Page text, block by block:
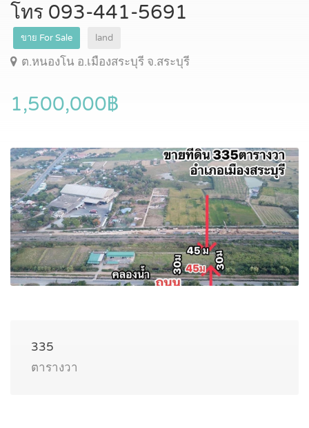
โทร 093-441-5691
ขาย For Sale land
ต.หนองโน อ.เมืองสระบุรี จ.สระบุรี
1,500,000฿
335
ตารางวา